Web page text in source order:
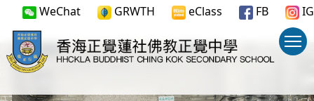
WeChat GRWTH eClass FB IG